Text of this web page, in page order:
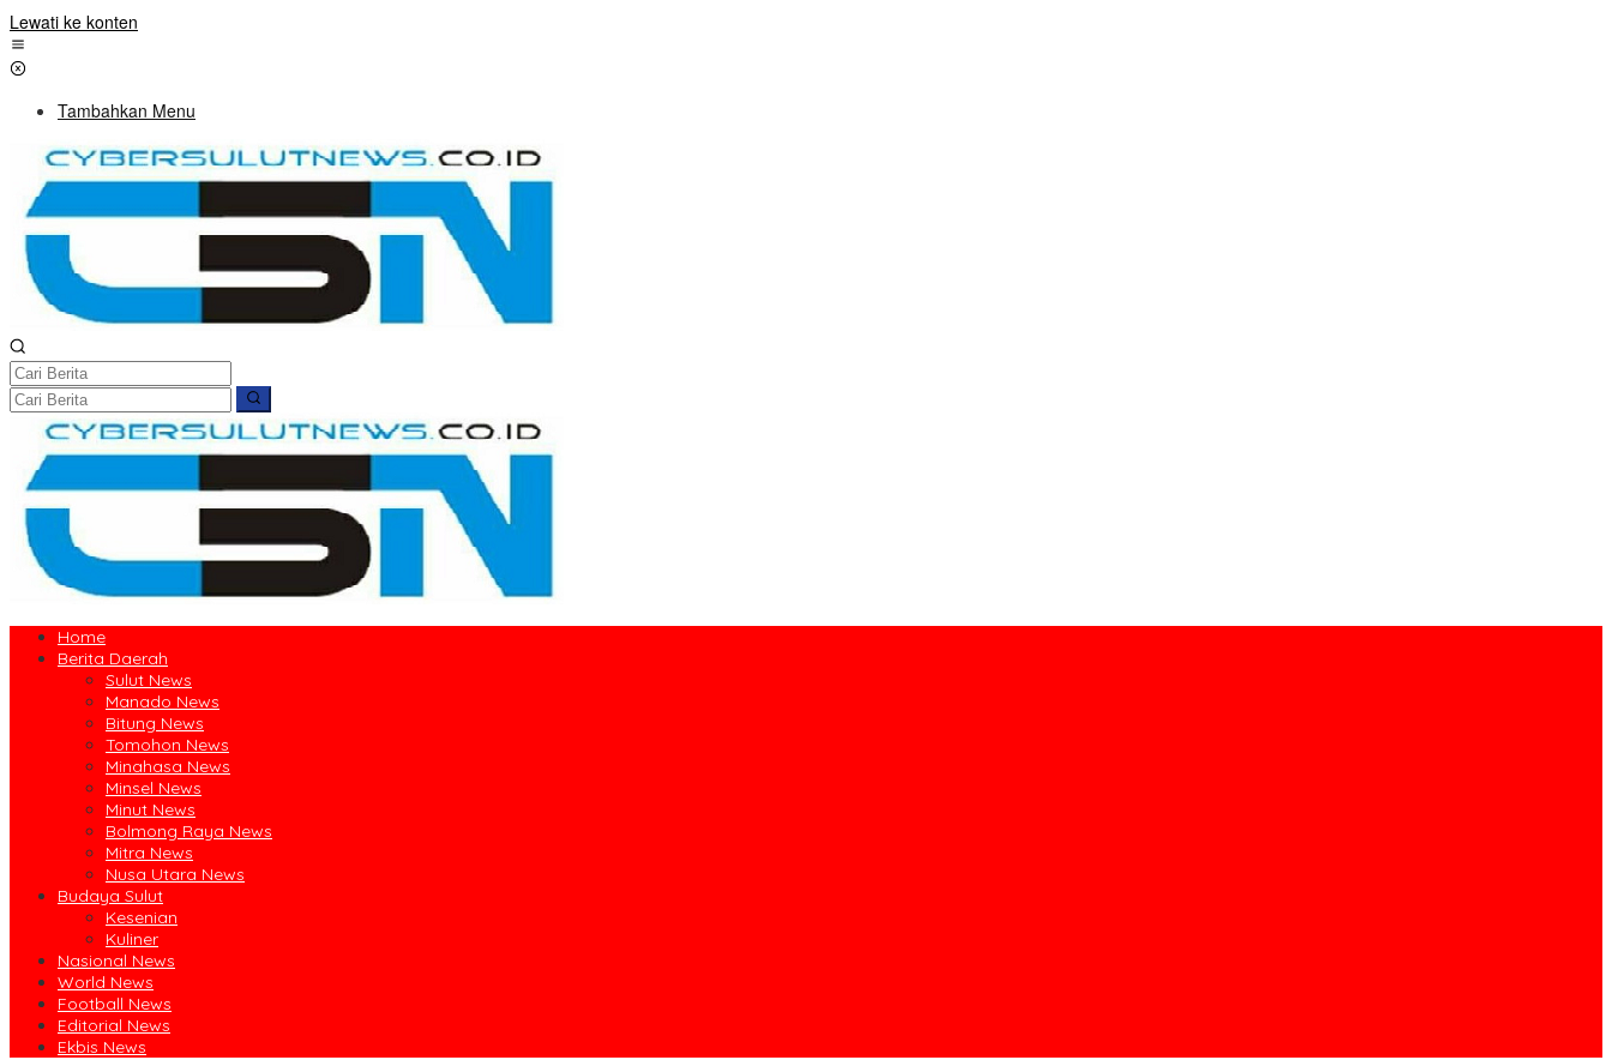
Lewati ke konten
Tambahkan Menu
Home
Berita Daerah
Sulut News
Manado News
Bitung News
Tomohon News
Minahasa News
Minsel News
Minut News
Bolmong Raya News
Mitra News
Nusa Utara News
Budaya Sulut
Kesenian
Kuliner
Nasional News
World News
Football News
Editorial News
Ekbis News